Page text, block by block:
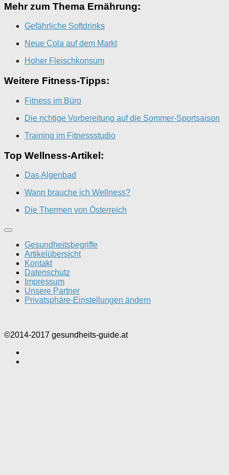
Mehr zum Thema Ernährung:
Gefährliche Softdrinks
Neue Cola auf dem Markt
Hoher Fleischkonsum
Weitere Fitness-Tipps:
Fitness im Büro
Die richtige Vorbereitung auf die Sommer-Sportsaison
Training im Fitnessstudio
Top Wellness-Artikel:
Das Algenbad
Wann brauche ich Wellness?
Die Thermen von Österreich
Gesundheitsbegriffe
Artikelübersicht
Kontakt
Datenschutz
Impressum
Unsere Partner
Privatsphäre-Einstellungen ändern
©2014-2017 gesundheits-guide.at